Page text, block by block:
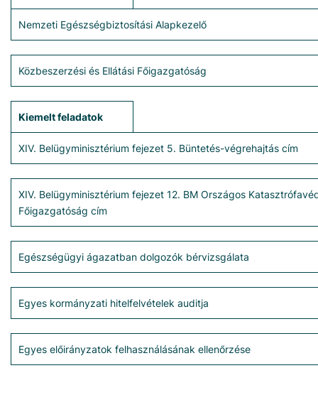
Nemzeti Egészségbiztosítási Alapkezelő
Közbeszerzési és Ellátási Főigazgatóság
Kiemelt feladatok
XIV. Belügyminisztérium fejezet 5. Büntetés-végrehajtás cím
XIV. Belügyminisztérium fejezet 12. BM Országos
Főigazgatóság cím
Egészségügyi ágazatban dolgozók bérvizsgálata
Egyes kormányzati hitelfelvételek auditja
Egyes előirányzatok felhasználásának ellenőrzése